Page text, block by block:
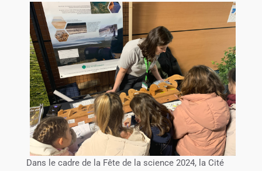
Dans le cadre de la Fête de la science 2024, la Cité